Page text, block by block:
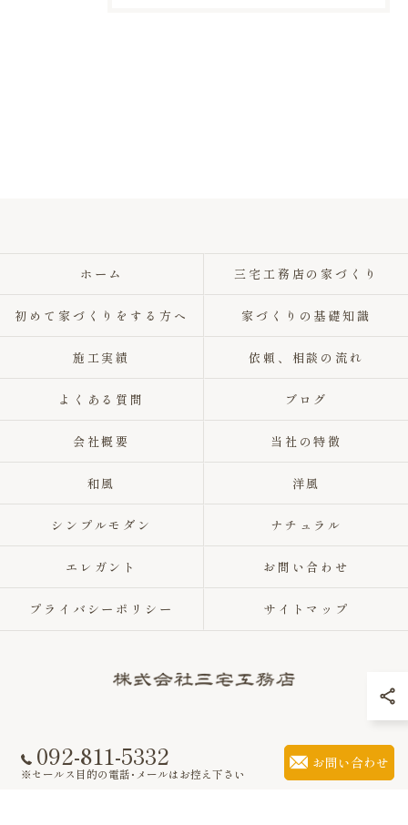
092-811-5332
※セールス目的の電話･メールはお控え下さい
お問い合わせ
ホーム 三宅工務店の家づくり
初めて家づくりをする方へ 家づくりの基礎知識
施工実績 依頼、相談の流れ
よくある質問 ブログ
会社概要 当社の特徴
和風 洋風
シンプルモダン ナチュラル
エレガント お問い合わせ
プライバシーポリシー サイトマップ
© 2026 福岡県福岡市の注文住宅なら株式会社三宅工務店 ALL RIGHTS
RESERVED.